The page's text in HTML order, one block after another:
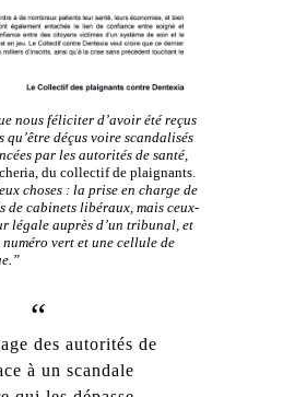
nous féliciter d’avoir été reçus
qu’être déçus voire scandalisés
par les autorités de santé,
du collectif de plaignants.
choses : la prise en charge de
de cabinets libéraux, mais ceux-
légale auprès d’un tribunal, et
numéro vert et une cellule de
des autorités de
à un scandale